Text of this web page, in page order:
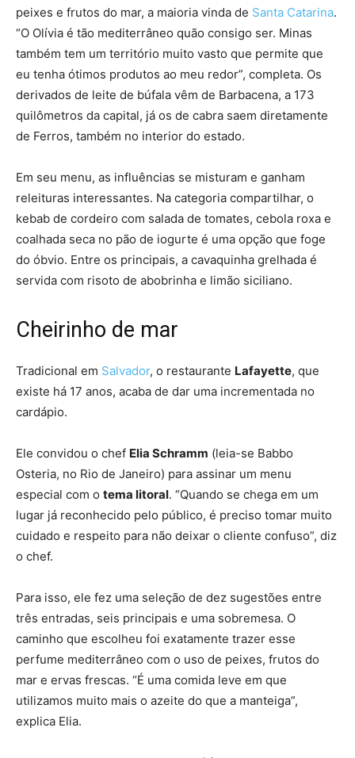
peixes e frutos do mar, a maioria vinda de Santa Catarina.
“O Olívia é tão mediterrâneo quão consigo ser. Minas
também tem um território muito vasto que permite que
eu tenha ótimos produtos ao meu redor”, completa. Os
derivados de leite de búfala vêm de Barbacena, a 173
quilômetros da capital, já os de cabra saem diretamente
de Ferros, também no interior do estado.
Em seu menu, as influências se misturam e ganham
releituras interessantes. Na categoria compartilhar, o
kebab de cordeiro com salada de tomates, cebola roxa e
coalhada seca no pão de iogurte é uma opção que foge
do óbvio. Entre os principais, a cavaquinha grelhada é
servida com risoto de abobrinha e limão siciliano.
Cheirinho de mar
Tradicional em Salvador, o restaurante Lafayette, que
existe há 17 anos, acaba de dar uma incrementada no
cardápio.
Ele convidou o chef Elia Schramm (leia-se Babbo
Osteria, no Rio de Janeiro) para assinar um menu
especial com o tema litoral. “Quando se chega em um
lugar já reconhecido pelo público, é preciso tomar muito
cuidado e respeito para não deixar o cliente confuso”, diz
o chef.
Para isso, ele fez uma seleção de dez sugestões entre
três entradas, seis principais e uma sobremesa. O
caminho que escolheu foi exatamente trazer esse
perfume mediterrâneo com o uso de peixes, frutos do
mar e ervas frescas. “É uma comida leve em que
utilizamos muito mais o azeite do que a manteiga”,
explica Elia.